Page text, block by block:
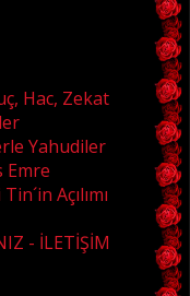
Hac, Zekat
Yahudiler
Emre
Açılımı
- İLETİŞİM